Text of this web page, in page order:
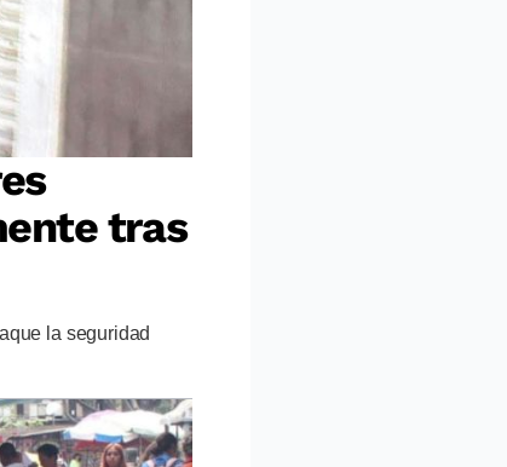
tras
la seguridad